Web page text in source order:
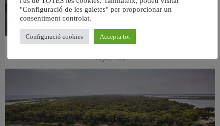
6 agost, 2026
"Configuració de les galetes" per proporcionar un
consentiment controlat.
Configuració cookies Accepta tot